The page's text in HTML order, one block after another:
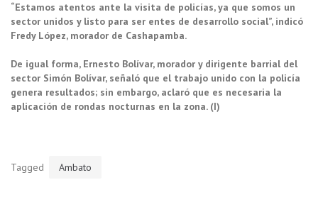
“Estamos atentos ante la visita de policías, ya que somos un
sector unidos y listo para ser entes de desarrollo social”, indicó
Fredy López, morador de Cashapamba.
De igual forma, Ernesto Bolívar, morador y dirigente barrial del
sector Simón Bolívar, señaló que el trabajo unido con la policía
genera resultados; sin embargo, aclaró que es necesaria la
aplicación de rondas nocturnas en la zona. (I)
Tagged Ambato